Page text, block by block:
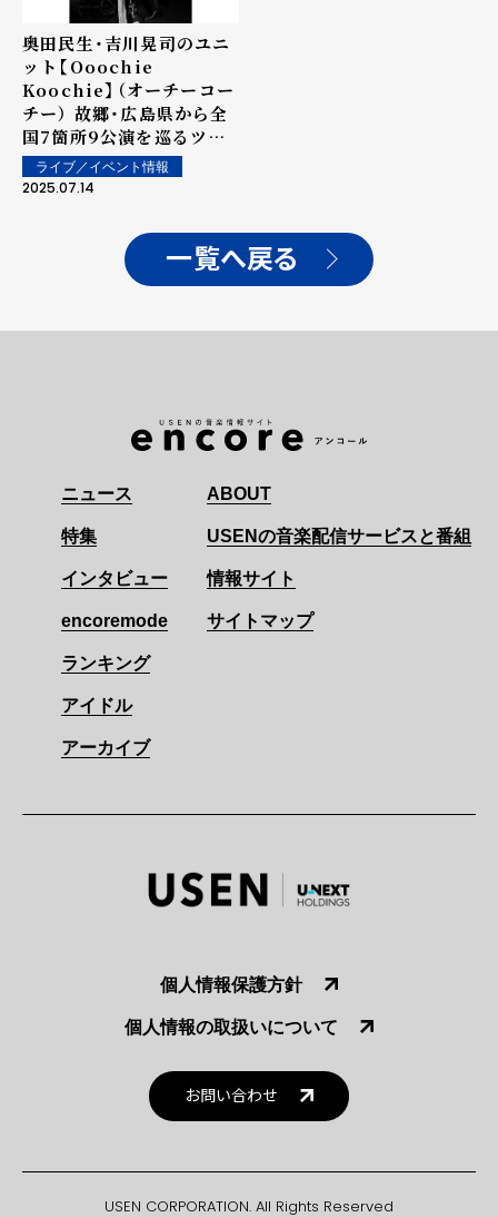
奥田民生・吉川晃司のユニ
ット【Ooochie
Koochie】（オーチーコー
チー） 故郷・広島県から全
国7箇所9公演を巡るツア
ーがスタート！
ライブ／イベント情報
2025.07.14
一覧へ戻る
ニュース
特集
インタビュー
encoremode
ランキング
アイドル
アーカイブ
ABOUT
USENの音楽配信サービスと番組
情報サイト
サイトマップ
個人情報保護方針
個人情報の取扱いについて
お問い合わせ
USEN CORPORATION. All Rights Reserved